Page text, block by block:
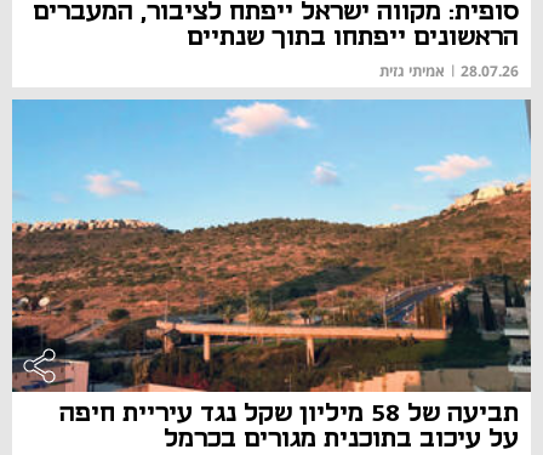
סופית: מקווה ישראל ייפתח לציבור, המעברים
הראשונים ייפתחו בתוך שנתיים
28.07.26
| אמיתי גזית
תביעה של 58 מיליון שקל נגד עיריית חיפה
על עיכוב בתוכנית מגורים בכרמל